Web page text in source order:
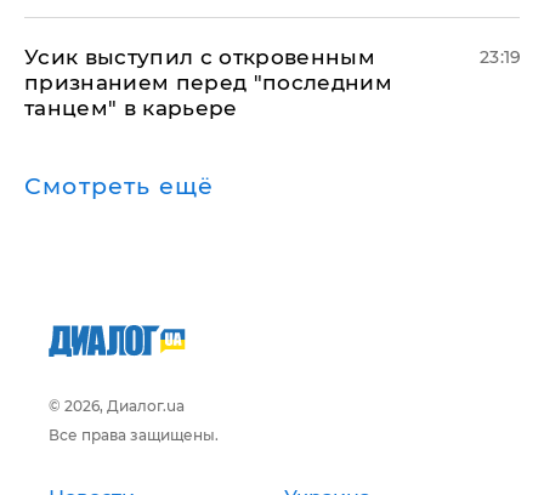
Усик выступил с откровенным
признанием перед "последним
танцем" в карьере
23:19
Смотреть ещё
© 2026, Диалог.ua
Все права защищены.